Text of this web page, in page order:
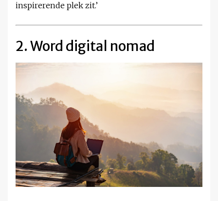
inspirerende plek zit.’
2. Word digital nomad